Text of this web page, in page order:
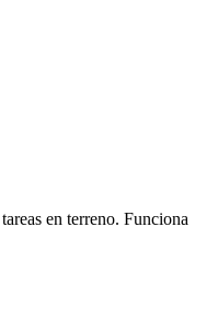
en terreno. Funciona